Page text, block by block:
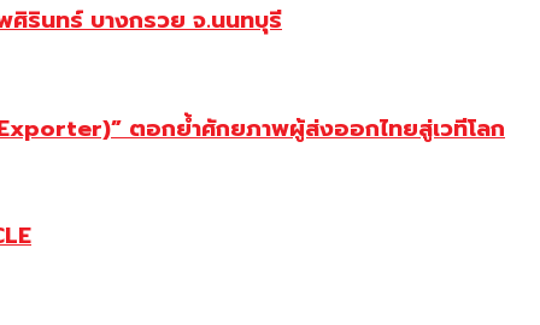
ศิรินทร์ บางกรวย จ.นนทบุรี
ตอกย้ำศักยภาพผู้ส่งออกไทยสู่เวทีโลก